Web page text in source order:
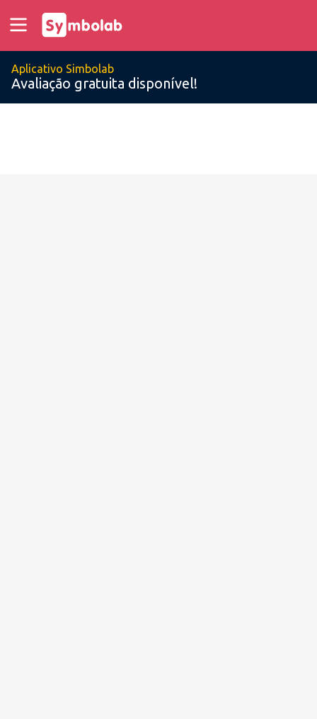
Aplicativo Simbolab
Avaliação gratuita disponível!